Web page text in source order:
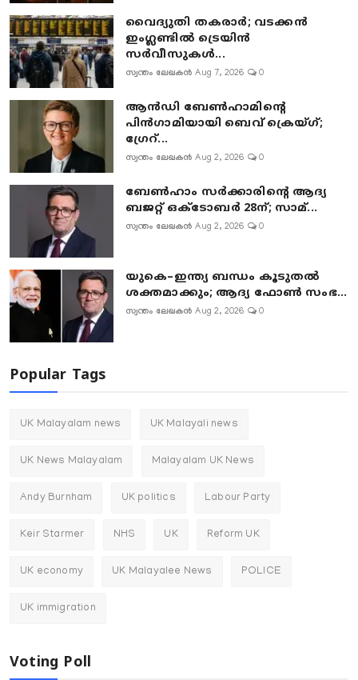
വൈദ്യുതി തകരാർ; വടക്കൻ
ഇംഗ്ലണ്ടിൽ ട്രെയിൻ
സർവീസുകൾ...
സ്വന്തം ലേഖകൻ Aug 7, 2026 0
ആൻഡി ബേൺഹാമിന്റെ
പിൻഗാമിയായി ബെവ് ക്രെയ്ഗ്;
ഗ്രേറ്...
സ്വന്തം ലേഖകൻ Aug 2, 2026 0
ബേൺഹാം സർക്കാരിന്റെ ആദ്യ
ബജറ്റ് ഒക്ടോബർ 28ന്; സാമ്...
സ്വന്തം ലേഖകൻ Aug 2, 2026 0
യുകെ–ഇന്ത്യ ബന്ധം കൂടുതൽ
ശക്തമാക്കും; ആദ്യ ഫോൺ സംഭ...
സ്വന്തം ലേഖകൻ Aug 2, 2026 0
Popular Tags
UK Malayalam news UK Malayali news
UK News Malayalam Malayalam UK News
Andy Burnham UK politics Labour Party
Keir Starmer NHS UK Reform UK
UK economy UK Malayalee News POLICE
UK immigration
Voting Poll